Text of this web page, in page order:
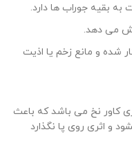
بقیه جوراب ها دارد.
می دهد.
شده و مانع زخم یا اذیت
کاور نخ می باشد که باعث
و اثری روی پا نگذارد